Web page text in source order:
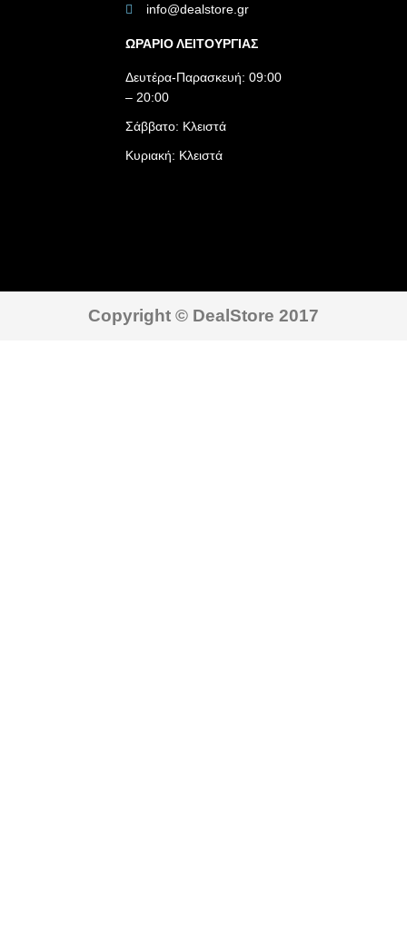
info@dealstore.gr
ΩΡΑΡΙΟ ΛΕΙΤΟΥΡΓΙΑΣ​
Δευτέρα-Παρασκευή: 09:00
– 20:00
Σάββατο: Κλειστά
Κυριακή: Κλειστά
Copyright © DealStore 2017